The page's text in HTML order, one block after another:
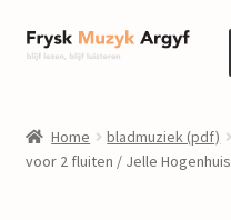
Ga
door
navigatie
Ga
naar
inhoud
informatie
Home bladmuziek (pdf)
voor 2 fluiten / Jelle Hogenhuis